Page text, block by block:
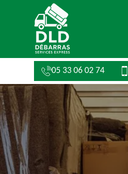
05 33 06 02 74